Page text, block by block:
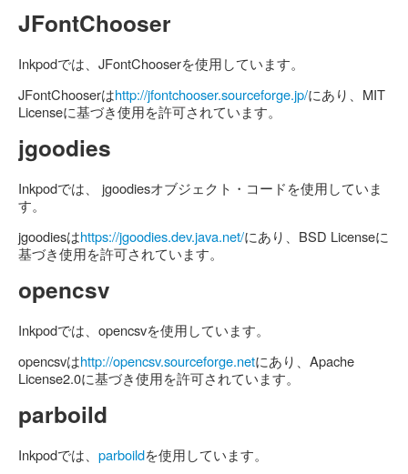
JFontChooser
Inkpodでは、JFontChooserを使用しています。
JFontChooserはhttp://jfontchooser.sourceforge.jp/にあり、MIT
Licenseに基づき使用を許可されています。
jgoodies
Inkpodでは、 jgoodiesオブジェクト・コードを使用していま
す。
jgoodiesはhttps://jgoodies.dev.java.net/にあり、BSD Licenseに
基づき使用を許可されています。
opencsv
Inkpodでは、opencsvを使用しています。
opencsvはhttp://opencsv.sourceforge.netにあり、Apache
License2.0に基づき使用を許可されています。
parboild
Inkpodでは、 parboildを使用しています。